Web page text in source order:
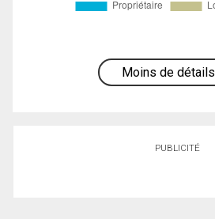
Moins de détails
PUBLICITÉ